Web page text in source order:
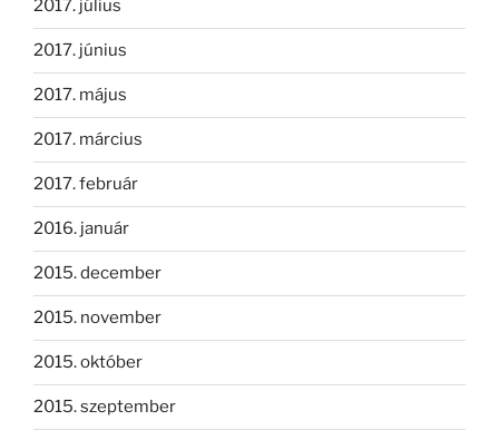
2017. július
2017. június
2017. május
2017. március
2017. február
2016. január
2015. december
2015. november
2015. október
2015. szeptember